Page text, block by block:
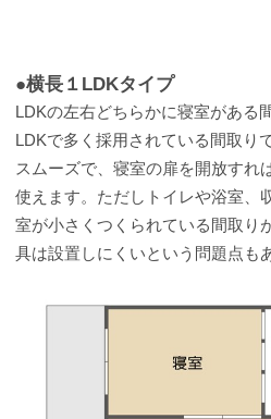
●横長１LDKタイプ
LDKの左右どちらかに寝室がある
LDKで多く採用されている間取り
スムーズで、寝室の扉を開放すれ
使えます。ただしトイレや浴室、
室が小さくつくられている間取り
具は設置しにくいという問題点も